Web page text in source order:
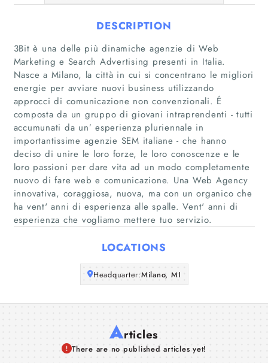
Home
Companies
Articles
About Us
DESCRIPTION
3Bit è una delle più dinamiche agenzie di Web
Marketing e Search Advertising presenti in Italia.
Nasce a Milano, la città in cui si concentrano le migliori
energie per avviare nuovi business utilizzando
approcci di comunicazione non convenzionali. É
composta da un gruppo di giovani intraprendenti - tutti
accumunati da un’ esperienza pluriennale in
importantissime agenzie SEM italiane - che hanno
deciso di unire le loro forze, le loro conoscenze e le
loro passioni per dare vita ad un modo completamente
nuovo di fare web e comunicazione. Una Web Agency
innovativa, coraggiosa, nuova, ma con un organico che
ha vent'​ anni di esperienza alle spalle. Vent'​ anni di
esperienza che vogliamo mettere tuo servizio.
LOCATIONS
Headquarter:Milano, MI
Articles
There are no published articles yet!